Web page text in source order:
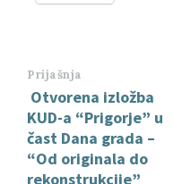
Prijašnja
Otvorena izložba
KUD-a “Prigorje” u
čast Dana grada –
“Od originala do
rekonstrukcije”